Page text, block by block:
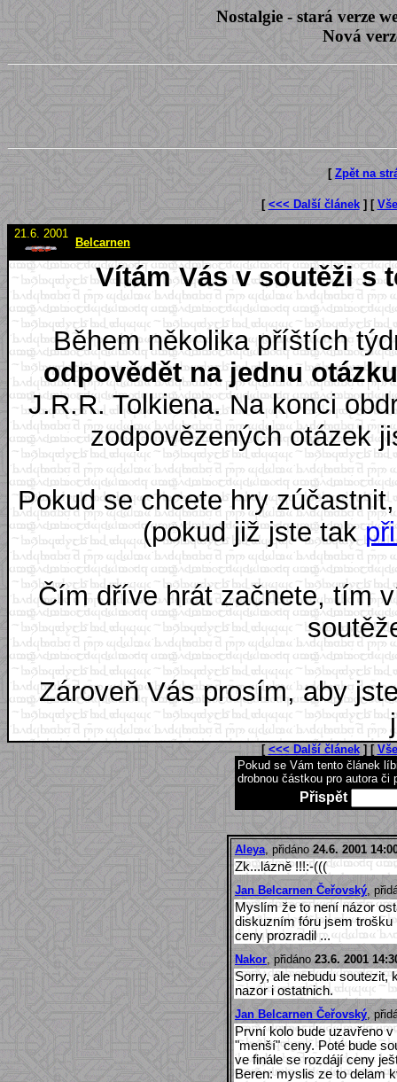
Nostalgie - stará verze
Nová
[ Zpět na
[ <<< Další článek] [
21.6. 2001
Belcarnen
Vítám Vás v soutěži s
Během několika příštích
odpovědět na jednu otázku
J.R.R. Tolkiena. Na konci
zodpovězených otázek
Pokud se chcete hry
(pokud již jste tak
Čím dříve hrát začnete, tím
Zároveň Vás prosím, aby
[ <<< Další článek] [
Pokud se Vám tento článek
drobnou částkou pro autora či
Přispět
Aleya , přidáno 24.6. 2001
Zk...lázně !!!:-(((
Jan Belcarnen Čeřovský ,
Myslím že to není názor
diskuzním fóru jsem trošku
ceny prozradil ...
Nakor , přidáno 23.6. 2001
Sorry, ale nebudu soutezit,
nazor i ostatnich.
Jan Belcarnen Čeřovský ,
První kolo bude uzavřeno
"menší" ceny. Poté bude
ve finále se rozdájí ceny
Beren: myslis ze to delam